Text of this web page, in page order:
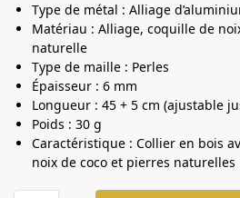
Type de métal : Alliage
Matériau : Alliage, coquille de
naturelle
Type de maille : Perles
Épaisseur : 6 mm
Longueur : 45 + 5 cm (ajustable
Poids : 30 g
Caractéristique : Collier en bois
noix de coco et pierres naturelles